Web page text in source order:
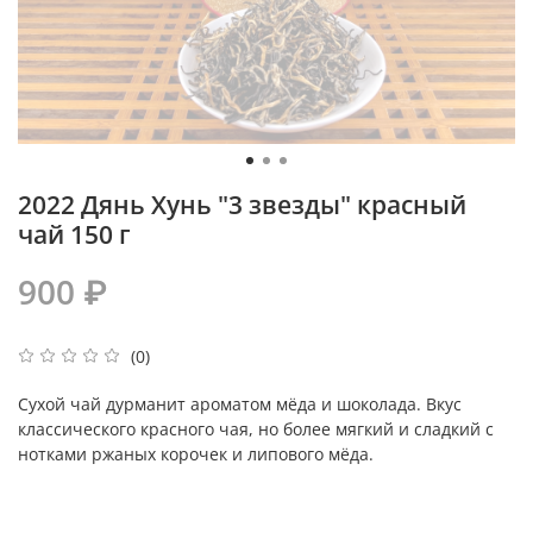
2022 Дянь Хунь "3 звезды" красный
чай 150 г
(0)
900 ₽
Сухой чай дурманит ароматом мёда и шоколада. Вкус
классического красного чая, но более мягкий и сладкий с
нотками ржаных корочек и липового мёда.